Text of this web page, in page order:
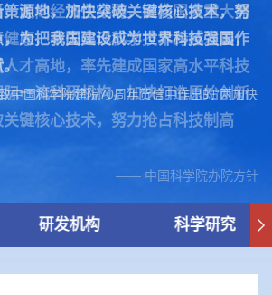
面向经济主战场，面向国家重大需
康，率先实现科学技术跨越发展，
才高地，率先建成国家高水平科技
一流科研机构，加快打造原始创新
键核心技术，努力抢占科技制高
—— 中国科学院办院方针
源地，加快突破关键核心技术，努
为把我国建设成为世界科技强国作
。
国科学院建院70周年贺信中作出的“两加快
研发机构 科学研究